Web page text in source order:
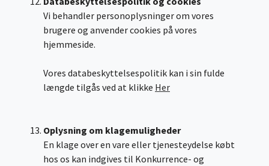
Vi behandler personoplysninger om vores
brugere og anvender cookies på vores
hjemmeside.
Vores databeskyttelsespolitik kan i sin fulde
længde tilgås ved at klikke Her
Oplysning om klagemuligheder
En klage over en vare eller tjenesteydelse købt
hos os kan indgives til Konkurrence- og